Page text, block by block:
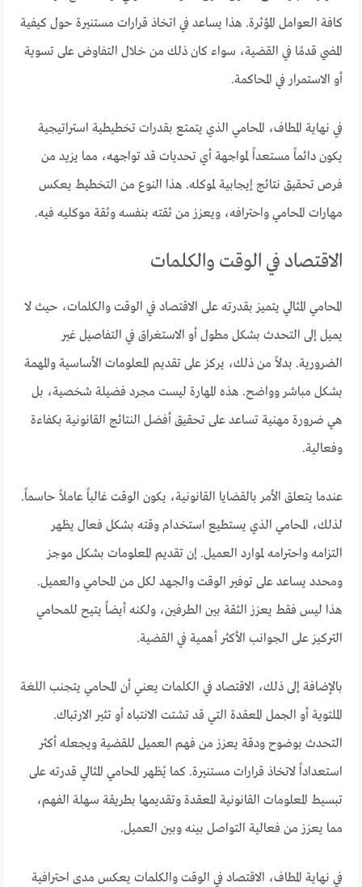
كافة العوامل المؤثرة. هذا يساعد في اتخاذ قرارات مستنيرة حول كيفية
المضي قدمًا في القضية، سواء كان ذلك من خلال التفاوض على تسوية
أو الاستمرار في المحاكمة.
في نهاية المطاف، المحامي الذي يتمتع بقدرات تخطيطية استراتيجية
يكون دائماً مستعداً لمواجهة أي تحديات قد تواجهه، مما يزيد من
فرص تحقيق نتائج إيجابية لموكله. هذا النوع من التخطيط يعكس
مهارات المحامي واحترافه، ويعزز من ثقته بنفسه وثقة موكليه فيه.
الاقتصاد في الوقت والكلمات
المحامي المثالي يتميز بقدرته على الاقتصاد في الوقت والكلمات، حيث لا
يميل إلى التحدث بشكل مطول أو الاستغراق في التفاصيل غير
الضرورية. بدلاً من ذلك، يركز على تقديم المعلومات الأساسية والمهمة
بشكل مباشر وواضح. هذه المهارة ليست مجرد فضيلة شخصية، بل
هي ضرورة مهنية تساعد على تحقيق أفضل النتائج القانونية بكفاءة
وفعالية.
عندما يتعلق الأمر بالقضايا القانونية، يكون الوقت غالباً عاملاً حاسماً.
لذلك، المحامي الذي يستطيع استخدام وقته بشكل فعال يظهر
التزامه واحترامه لموارد العميل. إن تقديم المعلومات بشكل موجز
ومحدد يساعد على توفير الوقت والجهد لكل من المحامي والعميل.
هذا ليس فقط يعزز الثقة بين الطرفين، ولكنه أيضاً يتيح للمحامي
التركيز على الجوانب الأكثر أهمية في القضية.
بالإضافة إلى ذلك، الاقتصاد في الكلمات يعني أن المحامي يتجنب اللغة
الملتوية أو الجمل المعقدة التي قد تشتت الانتباه أو تثير الارتباك.
التحدث بوضوح ودقة يعزز من فهم العميل للقضية ويجعله أكثر
استعداداً لاتخاذ قرارات مستنيرة. كما يُظهر المحامي المثالي قدرته على
تبسيط المعلومات القانونية المعقدة وتقديمها بطريقة سهلة الفهم،
مما يعزز من فعالية التواصل بينه وبين العميل.
في نهاية المطاف، الاقتصاد في الوقت والكلمات يعكس مدى احترافية